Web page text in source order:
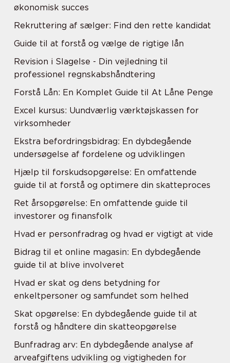
økonomisk succes
Rekruttering af sælger: Find den rette kandidat
Guide til at forstå og vælge de rigtige lån
Revision i Slagelse - Din vejledning til
professionel regnskabshåndtering
Forstå Lån: En Komplet Guide til At Låne Penge
Excel kursus: Uundværlig værktøjskassen for
virksomheder
Ekstra befordringsbidrag: En dybdegående
undersøgelse af fordelene og udviklingen
Hjælp til forskudsopgørelse: En omfattende
guide til at forstå og optimere din skatteproces
Ret årsopgørelse: En omfattende guide til
investorer og finansfolk
Hvad er personfradrag og hvad er vigtigt at vide
Bidrag til et online magasin: En dybdegående
guide til at blive involveret
Hvad er skat og dens betydning for
enkeltpersoner og samfundet som helhed
Skat opgørelse: En dybdegående guide til at
forstå og håndtere din skatteopgørelse
Bunfradrag arv: En dybdegående analyse af
arveafgiftens udvikling og vigtigheden for